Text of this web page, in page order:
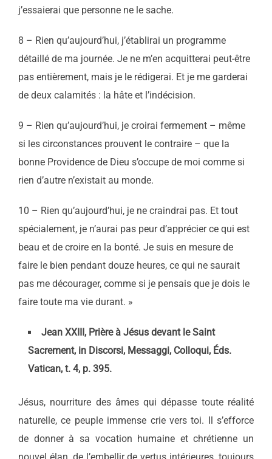
j’essaierai que personne ne le sache.
8 – Rien qu’aujourd’hui, j’établirai un programme
détaillé de ma journée. Je ne m’en acquitterai peut-être
pas entièrement, mais je le rédigerai. Et je me garderai
de deux calamités : la hâte et l’indécision.
9 – Rien qu’aujourd’hui, je croirai fermement – même
si les circonstances prouvent le contraire – que la
bonne Providence de Dieu s’occupe de moi comme si
rien d’autre n’existait au monde.
10 – Rien qu’aujourd’hui, je ne craindrai pas. Et tout
spécialement, je n’aurai pas peur d’apprécier ce qui est
beau et de croire en la bonté. Je suis en mesure de
faire le bien pendant douze heures, ce qui ne saurait
pas me décourager, comme si je pensais que je dois le
faire toute ma vie durant. »
Jean XXIII, Prière à Jésus devant le Saint
Sacrement, in Discorsi, Messaggi, Colloqui, Éds.
Vatican, t. 4, p. 395.
Jésus, nourriture des âmes qui dépasse toute réalité
naturelle, ce peuple immense crie vers toi. Il s’efforce
de donner à sa vocation humaine et chrétienne un